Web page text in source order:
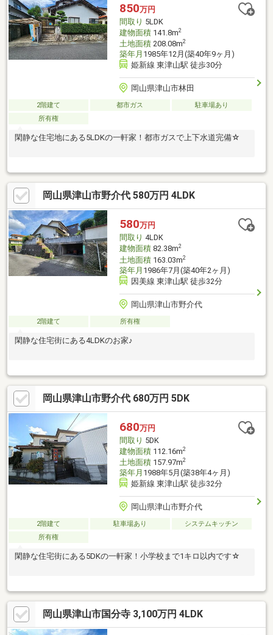
850万円
間取り 5LDK
建物面積141.8m2
土地面積208.08m2
築年月 1985年12月(築40年9ヶ月)
姫新線 東津山駅 徒歩30分
岡山県津山市林田
2階建て 都市ガス
駐車場あり
所有権
閑静な住宅地にある5LDKの一軒家！都市ガスで上下水道完備☆
岡山県津山市野介代 580万円 4LDK
580万円
間取り 4LDK
建物面積82.38m2
土地面積163.03m2
築年月 1986年7月(築40年2ヶ月)
因美線 東津山駅 徒歩32分
岡山県津山市野介代
2階建て 所有権
閑静な住宅街にある4LDKのお家♪
岡山県津山市野介代 680万円 5DK
680万円
間取り 5DK
建物面積112.16m2
土地面積157.97m2
築年月 1988年5月(築38年4ヶ月)
姫新線 東津山駅 徒歩32分
岡山県津山市野介代
2階建て 駐車場あり
システムキッチン
所有権
閑静な住宅街にある5DKの一軒家！小学校まで1キロ以内です☆
岡山県津山市国分寺 3,100万円 4LDK